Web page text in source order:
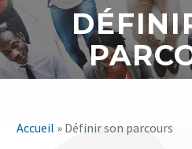
Accueil » Définir son parcours